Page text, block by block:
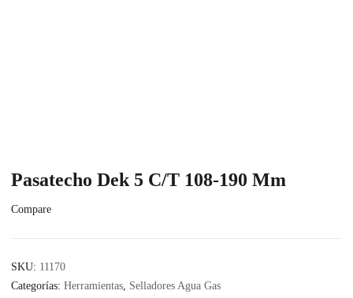
Pasatecho Dek 5 C/T 108-190 Mm
Compare
SKU: 11170
Categorías: Herramientas, Selladores Agua Gas